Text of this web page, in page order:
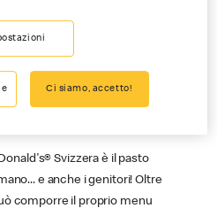
Svizzera è il pasto
e anche i genitori! Oltre
comporre il proprio menu
Ci siamo, accetto!